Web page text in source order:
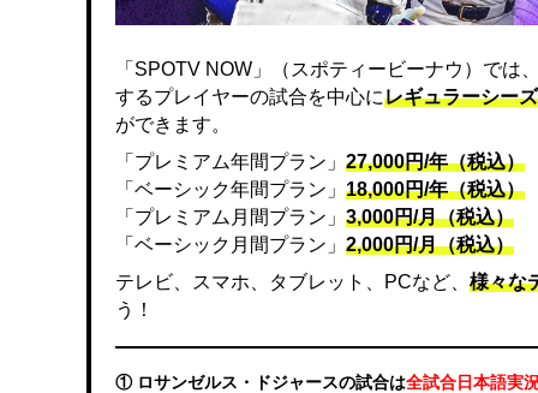
「SPOTV NOW」（スポティービーナウ）で
するプレイヤーの試合を中心にレギュラーシー
ができます。
「プレミアム年間プラン」 27,000円/年（税込）
「ベーシック年間プラン」 18,000円/年（税込）
「プレミアム月間プラン」 3,000円/月（税込）
「ベーシック月間プラン」 2,000円/月（税込）
テレビ、スマホ、タブレット、PCなど、 様々な
う！
① ロサンゼルス・ドジャースの試合は全試合日本語実